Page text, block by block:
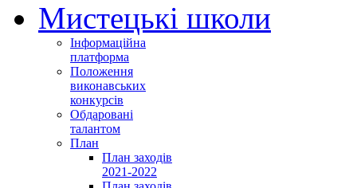
Мистецькі школи
Інформаційна
платформа
Положення
виконавських
конкурсів
Обдаровані
талантом
План
План заходів
2021-2022